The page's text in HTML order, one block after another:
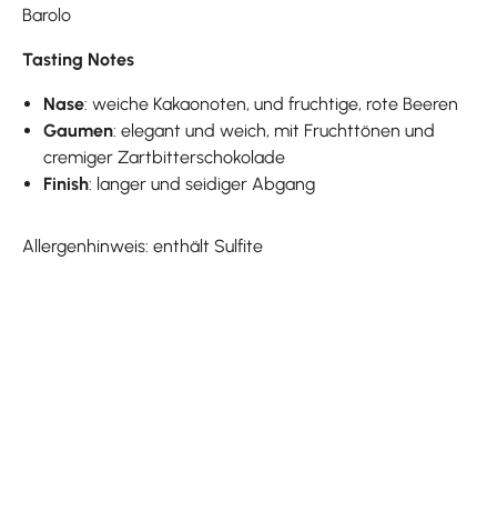
Barolo
Tasting Notes
Nase: weiche Kakaonoten, und fruchtige, rote Beeren
Gaumen: elegant und weich, mit Fruchttönen und
cremiger Zartbitterschokolade
Finish: langer und seidiger Abgang
Allergenhinweis: enthält Sulfite